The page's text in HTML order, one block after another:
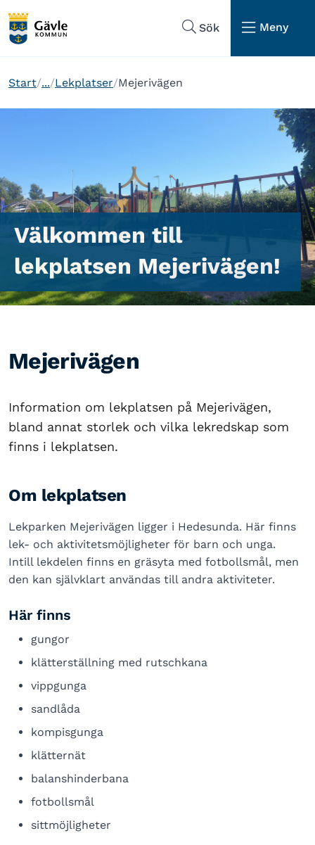
Sök
Meny
Start ... Lekplatser Mejerivägen
Välkommen till
lekplatsen Mejerivägen!
Mejerivägen
Information om lekplatsen på Mejerivägen,
bland annat storlek och vilka lekredskap som
finns i lekplatsen.
Om lekplatsen
Lekparken Mejerivägen ligger i Hedesunda. Här finns
lek- och aktivitetsmöjligheter för barn och unga.
Intill lekdelen finns en gräsyta med fotbollsmål, men
den kan självklart användas till andra aktiviteter.
Här finns
gungor
klätterställning med rutschkana
vippgunga
sandlåda
kompisgunga
klätternät
balanshinderbana
fotbollsmål
sittmöjligheter